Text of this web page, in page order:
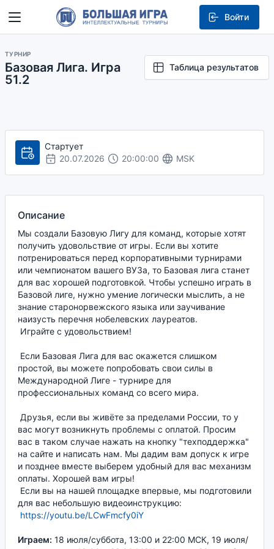
Войти
ТУРНИР
Базовая Лига. Игра
51.2
Таблица результатов
Стартует
20.07.2026
20:00:00 MSK
Описание
Мы создали Базовую Лигу для команд, которые хотят
получить удовольствие от игры. Если вы хотите
потренироваться перед корпоративными турнирами
или чемпионатом вашего ВУЗа, то Базовая лига станет
для вас хорошей подготовкой. Чтобы успешно играть в
Базовой лиге, нужно умение логически мыслить, а не
знание старонорвежского языка или заучивание
наизусть перечня нобелевских лауреатов.
Играйте с удовольствием!
Если Базовая Лига для вас окажется слишком
простой, вы можете попробовать свои силы в
Международной Лиге - турнире для
профессиональных команд со всего мира.
Друзья, если вы живёте за пределами России, то у
вас могут возникнуть проблемы с оплатой. Просим
вас в таком случае нажать на кнопку "техподдержка"
на сайте и написать нам. Мы дадим вам допуск к игре
и позднее вместе выберем удобный для вас механизм
оплаты. Хорошей вам игры!
Если вы на нашей площадке впервые, мы подготовили
для вас небольшую видеоинструкцию:
https://youtu.be/LCwFmcfy0iY
Играем: 18 июля/суббота, 13:00 и 22:00 МСК, 19 июля/